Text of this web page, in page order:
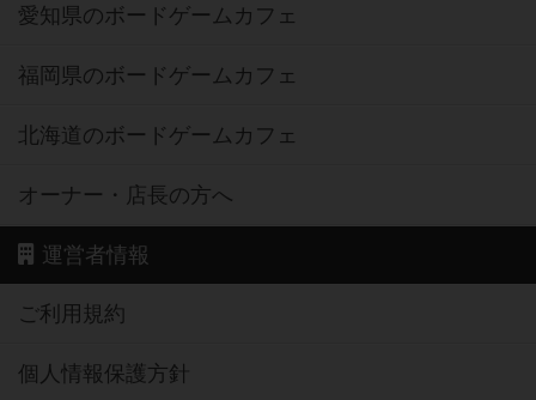
愛知県のボードゲームカフェ
福岡県のボードゲームカフェ
北海道のボードゲームカフェ
オーナー・店長の方へ
運営者情報
ご利用規約
個人情報保護方針